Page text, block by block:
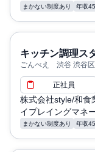
まかない制度あり 年収
キッチン調理ス
ごんべえ 渋谷 渋谷区
正社員
株式会社style/和食
イプレイングマネ
まかない制度あり 年収